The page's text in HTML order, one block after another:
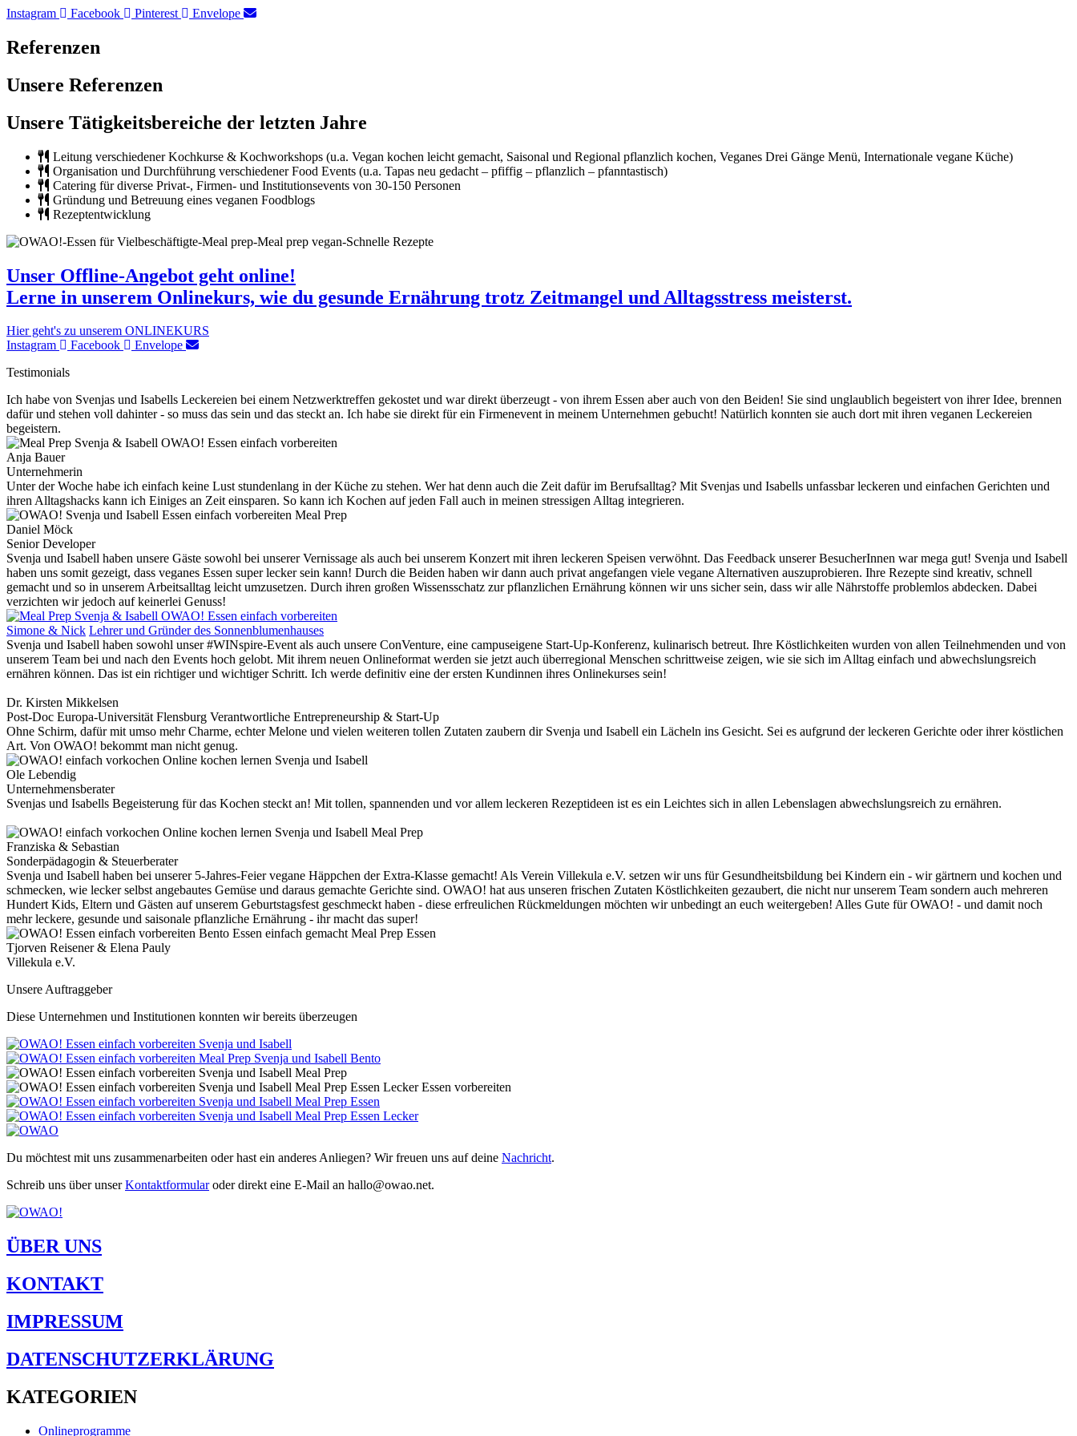
Instagram Facebook Pinterest Envelope
Referenzen
Unsere Referenzen
Unsere Tätigkeitsbereiche der letzten Jahre
Leitung verschiedener Kochkurse & Kochworkshops (u.a. Vegan kochen leicht gemacht, Saisonal und Regional pflanzlich kochen, Veganes Drei Gänge Menü, Internationale vegane Küche)
Organisation und Durchführung verschiedener Food Events (u.a. Tapas neu gedacht – pfiffig – pflanzlich – pfanntastisch)
Catering für diverse Privat-, Firmen- und Institutionsevents von 30-150 Personen
Gründung und Betreuung eines veganen Foodblogs
Rezeptentwicklung
Unser Offline-Angebot geht online!
Lerne in unserem Onlinekurs, wie du gesunde Ernährung trotz Zeitmangel und Alltagsstress meisterst.
Hier geht's zu unserem ONLINEKURS
Instagram
Facebook
Envelope
Testimonials
Ich habe von Svenjas und Isabells Leckereien bei einem Netzwerktreffen gekostet und war direkt überzeugt - von ihrem Essen aber auch von den Beiden! Sie sind unglaublich begeistert von ihrer Idee, brennen
dafür und stehen voll dahinter - so muss das sein und das steckt an. Ich habe sie direkt für ein Firmenevent in meinem Unternehmen gebucht! Natürlich konnten sie auch dort mit ihren veganen Leckereien
begeistern.
Anja Bauer
Unternehmerin
Unter der Woche habe ich einfach keine Lust stundenlang in der Küche zu stehen. Wer hat denn auch die Zeit dafür im Berufsalltag? Mit Svenjas und Isabells unfassbar leckeren und einfachen Gerichten und
ihren Alltagshacks kann ich Einiges an Zeit einsparen. So kann ich Kochen auf jeden Fall auch in meinen stressigen Alltag integrieren.
Daniel Möck
Senior Developer
Svenja und Isabell haben unsere Gäste sowohl bei unserer Vernissage als auch bei unserem Konzert mit ihren leckeren Speisen verwöhnt. Das Feedback unserer BesucherInnen war mega gut! Svenja und Isabell
haben uns somit gezeigt, dass veganes Essen super lecker sein kann! Durch die Beiden haben wir dann auch privat angefangen viele vegane Alternativen auszuprobieren. Ihre Rezepte sind kreativ, schnell
gemacht und so in unserem Arbeitsalltag leicht umzusetzen. Durch ihren großen Wissensschatz zur pflanzlichen Ernährung können wir uns sicher sein, dass wir alle Nährstoffe problemlos abdecken. Dabei
verzichten wir jedoch auf keinerlei Genuss!
Simone & Nick Lehrer und Gründer des Sonnenblumenhauses​
Svenja und Isabell haben sowohl unser #WINspire-Event als auch unsere ConVenture, eine campuseigene Start-Up-Konferenz, kulinarisch betreut. Ihre Köstlichkeiten wurden von allen Teilnehmenden und von
unserem Team bei und nach den Events hoch gelobt. Mit ihrem neuen Onlineformat werden sie jetzt auch überregional Menschen schrittweise zeigen, wie sie sich im Alltag einfach und abwechslungsreich
ernähren können. Das ist ein richtiger und wichtiger Schritt. Ich werde definitiv eine der ersten Kundinnen ihres Onlinekurses sein!
Dr. Kirsten Mikkelsen
Post-Doc Europa-Universität Flensburg Verantwortliche Entrepreneurship & Start-Up
Ohne Schirm, dafür mit umso mehr Charme, echter Melone und vielen weiteren tollen Zutaten zaubern dir Svenja und Isabell ein Lächeln ins Gesicht. Sei es aufgrund der leckeren Gerichte oder ihrer köstlichen
Art. Von OWAO! bekommt man nicht genug.
Ole Lebendig
Unternehmensberater
Svenjas und Isabells Begeisterung für das Kochen steckt an! Mit tollen, spannenden und vor allem leckeren Rezeptideen ist es ein Leichtes sich in allen Lebenslagen abwechslungsreich zu ernähren.
Franziska & Sebastian
Sonderpädagogin & Steuerberater
Svenja und Isabell haben bei unserer 5-Jahres-Feier vegane Häppchen der Extra-Klasse gemacht! Als Verein Villekula e.V. setzen wir uns für Gesundheitsbildung bei Kindern ein - wir gärtnern und kochen und
schmecken, wie lecker selbst angebautes Gemüse und daraus gemachte Gerichte sind. OWAO! hat aus unseren frischen Zutaten Köstlichkeiten gezaubert, die nicht nur unserem Team sondern auch mehreren
Hundert Kids, Eltern und Gästen auf unserem Geburtstagsfest geschmeckt haben - diese erfreulichen Rückmeldungen möchten wir unbedingt an euch weitergeben! Alles Gute für OWAO! - und damit noch
mehr leckere, gesunde und saisonale pflanzliche Ernährung - ihr macht das super!
Tjorven Reisener & Elena Pauly
Villekula e.V.
Unsere Auftraggeber
Diese Unternehmen und Institutionen konnten wir bereits überzeugen
Du möchtest mit uns zusammenarbeiten oder hast ein anderes Anliegen? Wir freuen uns auf deine Nachricht.
Schreib uns über unserKontaktformularoder direkt eine E-Mail an hallo@owao.net.
ÜBER UNS
KONTAKT
IMPRESSUM
DATENSCHUTZERKLÄRUNG
KATEGORIEN
Onlineprogramme